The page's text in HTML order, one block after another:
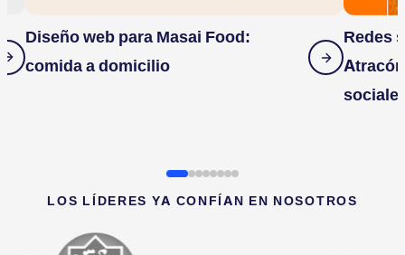
Diseño web para Masai Food:
comida a domicilio
Redes
LOS LÍDERES YA CONFÍAN EN NOSOTROS